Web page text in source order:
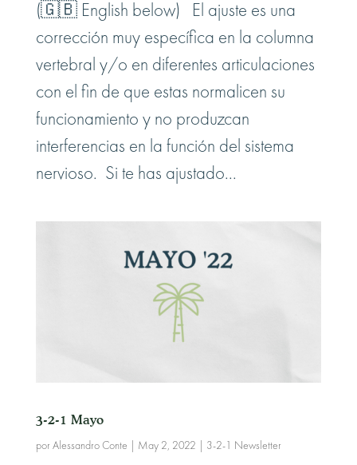
(🇬🇧 English below) El ajuste es una
corrección muy específica en la columna
vertebral y/o en diferentes articulaciones
con el fin de que estas normalicen su
funcionamiento y no produzcan
interferencias en la función del sistema
nervioso. Si te has ajustado...
3-2-1 Mayo
por Alessandro Conte May 2, 2022 3-2-1 Newsletter